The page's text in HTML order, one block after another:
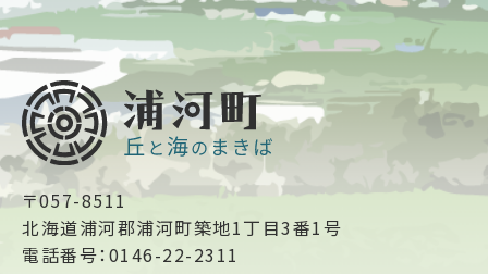
〒057-8511
北海道浦河郡浦河町築地1丁目3番1号
電話番号：0146-22-2311